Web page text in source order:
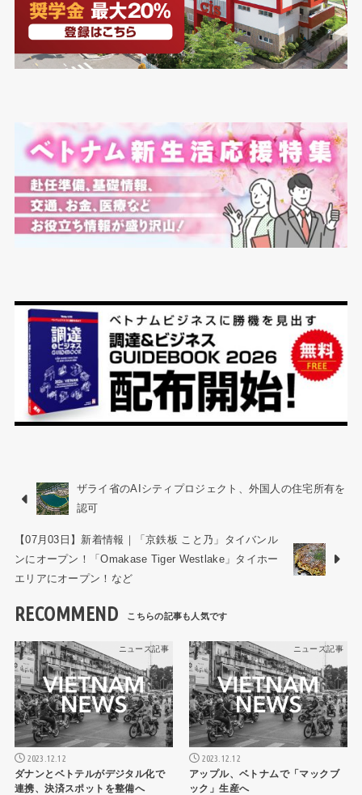
ザライ省のAIシティプロジェクト、外国人の住宅所有を
認可
【07月03日】新着情報｜「京鉄板 こと乃」タイバンル
ンにオープン！「Omakase Tiger Westlake」タイホー
エリアにオープン！など
RECOMMEND
ニュース記事
2023.12.12
ダナンとベトテルがデジタル化で
連携、決済スポットを整備へ
ニュース記事
2023.12.12
アップル、ベトナムで「マックブ
ック」生産へ